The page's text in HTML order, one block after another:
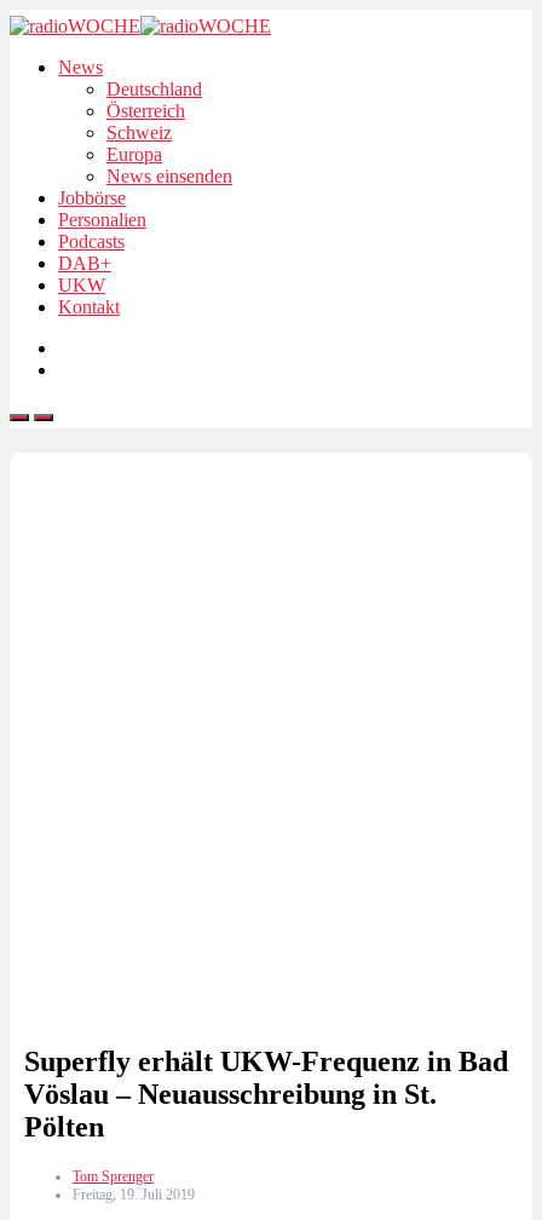
News
Deutschland
Österreich
Schweiz
Europa
News einsenden
Jobbörse
Personalien
Podcasts
DAB+
UKW
Kontakt
Superfly erhält UKW-Frequenz in Bad
Vöslau – Neuausschreibung in St.
Pölten
Tom Sprenger
Freitag, 19. Juli 2019